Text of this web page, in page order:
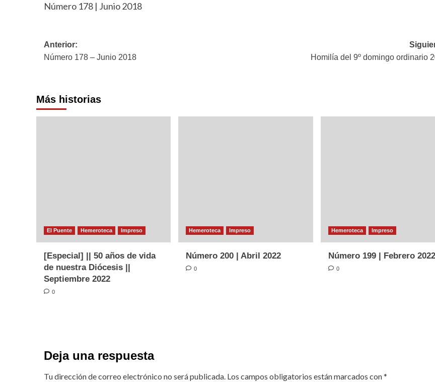
Número 178 | Junio 2018
Navegación
de
Anterior:
Número 178 – Junio 2018
Homilía del 9º domingo ordinario
Más historias
El Puente Hemeroteca Impreso
[Especial] || 50 años de vida
de nuestra Diócesis ||
Septiembre 2022
0
Hemeroteca Impreso
Número 200 | Abril 2022
0
Hemeroteca Impreso
Número 199 | Febrero 2022
0
Deja una respuesta
Tu dirección de correo electrónico no será publicada. Los campos obligatorios están marcados con*